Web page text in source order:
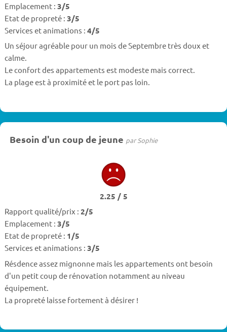
Emplacement : 3/5
Etat de propreté : 3/5
Services et animations : 4/5
Un séjour agréable pour un mois de Septembre très doux et
calme.
Le confort des appartements est modeste mais correct.
La plage est à proximité et le port pas loin.
Besoin d'un coup de jeune par Sophie
2.25 / 5
Rapport qualité/prix : 2/5
Emplacement : 3/5
Etat de propreté : 1/5
Services et animations : 3/5
Résdence assez mignonne mais les appartements ont besoin
d'un petit coup de rénovation notamment au niveau
équipement.
La propreté laisse fortement à désirer !